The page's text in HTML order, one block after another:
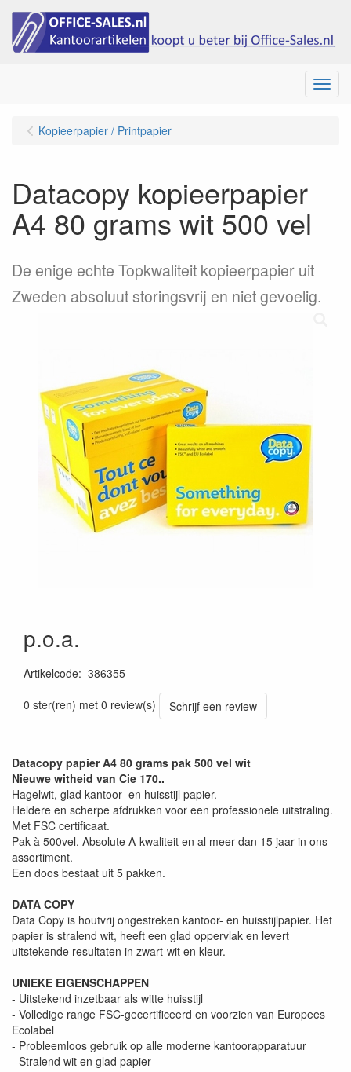
Menu
Kopieerpapier / Printpapier
Datacopy kopieerpapier
A4 80 grams wit 500 vel
De enige echte Topkwaliteit kopieerpapier uit
Zweden absoluut storingsvrij en niet gevoelig.
p.o.a.
Artikelcode: 386355
0 ster(ren) met 0 review(s)
Schrijf een review
Datacopy papier A4 80 grams pak 500 vel wit
Nieuwe witheid van Cie 170..
Hagelwit, glad kantoor- en huisstijl papier.
Heldere en scherpe afdrukken voor een professionele uitstraling.
Met FSC certificaat.
Pak à 500vel. Absolute A-kwaliteit en al meer dan 15 jaar in ons
assortiment.
Een doos bestaat uit 5 pakken.
DATA COPY
Data Copy is houtvrij ongestreken kantoor- en huisstijlpapier. Het
papier is stralend wit, heeft een glad oppervlak en levert
uitstekende resultaten in zwart-wit en kleur.
UNIEKE EIGENSCHAPPEN
- Uitstekend inzetbaar als witte huisstijl
- Volledige range FSC-gecertificeerd en voorzien van Europees
Ecolabel
- Probleemloos gebruik op alle moderne kantoorapparatuur
- Stralend wit en glad papier